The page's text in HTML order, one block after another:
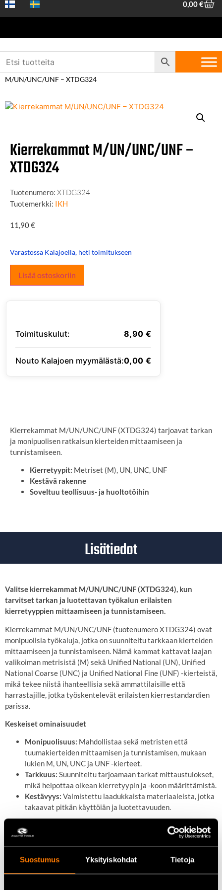
Suostumus Yksityiskohdat Tietoja
0,00€
Etusivu
Koneet ja
/ Kierrekammat
M/UN/UNC/UNF – XTDG324​
Kierrekammat M/UN/UNC/UNF –
XTDG324​
Tuotenumero: XTDG324
Tuotemerkki: IKH
11,90€
Varastossa Kalajoella, heti toimitukseen
Lisää ostoskoriin
Toimituskulut: 8,90 €
Nouto Kalajoen myymälästä:0,00 €
Kierrekammat M/UN/UNC/UNF (XTDG324) tarjoavat tarkan
ja monipuolisen ratkaisun kierteiden mittaamiseen ja
tunnistamiseen.
Kierretyypit: Metriset (M), UN, UNC, UNF
Kestävä rakenne
Soveltuu teollisuus- ja huoltotöihin
Lisätiedot
Valitse kierrekammat M/UN/UNC/UNF (XTDG324), kun
tarvitset tarkan ja luotettavan työkalun erilaisten
kierretyyppien mittaamiseen ja tunnistamiseen.
Kierrekammat M/UN/UNC/UNF (tuotenumero XTDG324) ovat
monipuolisia työkaluja, jotka on suunniteltu tarkkaan kierteiden
mittaamiseen ja tunnistamiseen. Nämä kammat kattavat laajan
valikoiman metrisistä (M) sekä Unified National (UN), Unified
National Coarse (UNC) ja Unified National Fine (UNF) -kierteistä,
mikä tekee niistä ihanteellisia sekä ammattilaisille että
harrastajille, jotka työskentelevät erilaisten kierrestandardien
parissa.
Keskeiset ominaisuudet
Monipuolisuus: Mahdollistaa sekä metristen että
tuumakierteiden mittaamisen ja tunnistamisen, mukaan
lukien M, UN, UNC ja UNF -kierteet.
Tarkkuus: Suunniteltu tarjoamaan tarkat mittaustulokset,
mikä helpottaa oikean kierretyypin ja -koon määrittämistä.
Kestävyys: Valmistettu laadukkaista materiaaleista, jotka
takaavat pitkän käyttöiän ja luotettavuuden.
Tekniset tiedot
Kierretyypit:
Metriset (M), UN, UNC, UNF
Materiaali:Kestävä metalliseos